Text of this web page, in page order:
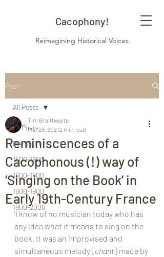
Cacophony!
Reimagining Historical Voices
Post
All Posts
Pre-1500
1500-1600
1600-1800
1800-1900
1900-2000
All Posts
Reminiscences of a
Cacophonous (!) way of
‘Singing on the Book’ in
Early 19th-Century France
Tim Braithwaite
Mar 28, 20212 min read
‘I know of no musician today who has
any idea what it means to sing on the
book. It was an improvised and
simultaneous melody [chant] made by